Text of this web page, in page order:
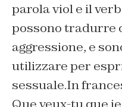
parola viol e il
possono tradurre
aggressione, e
utilizzare per
sessuale.In